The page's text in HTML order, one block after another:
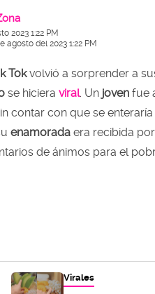
2023 1:22 PM
agosto del 2023 1:22 PM
Tokvolvió a sorprender a
se hiciera viral. Un joven fue
contar con que se
enamorada era recibida
de ánimos para el
Virales